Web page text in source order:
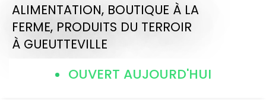
ALIMENTATION, BOUTIQUE À LA
FERME, PRODUITS DU TERROIR
À GUEUTTEVILLE
OUVERT AUJOURD'HUI